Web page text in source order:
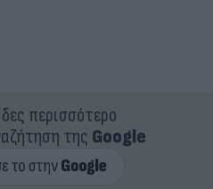
περισσότερο
της Google